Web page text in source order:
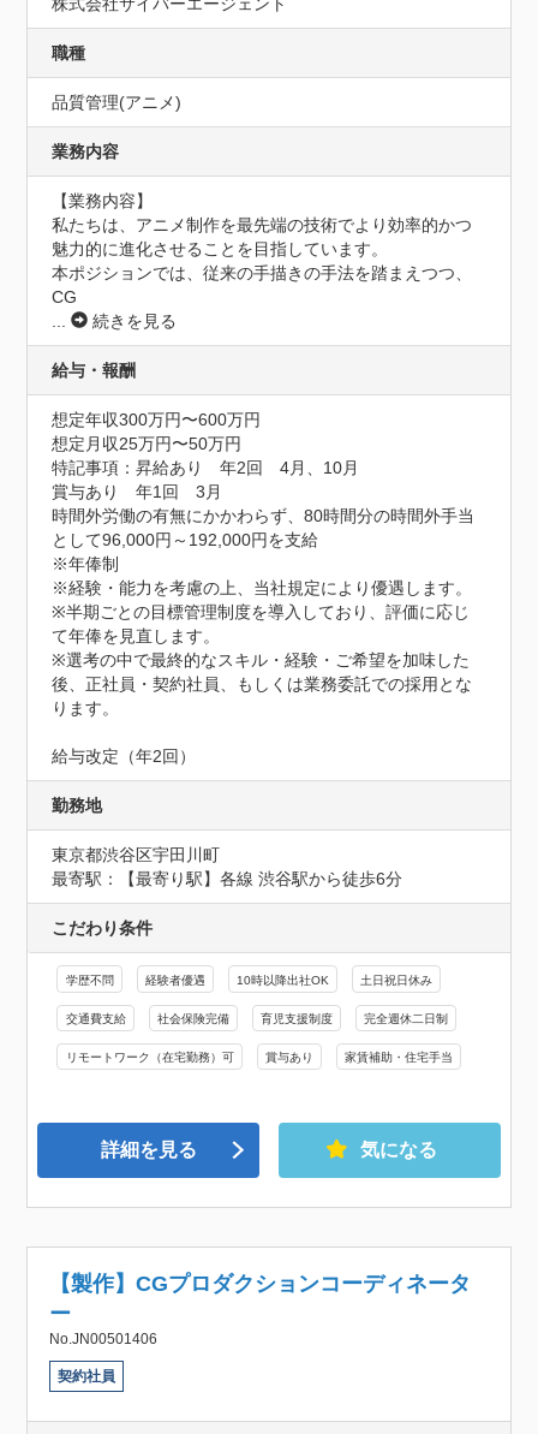
株式会社サイバーエージェント
職種
品質管理(アニメ)
業務内容
【業務内容】
私たちは、アニメ制作を最先端の技術でより効率的かつ
魅力的に進化させることを目指しています。
本ポジションでは、従来の手描きの手法を踏まえつつ、
CG
...
続きを見る
給与・報酬
想定年収300万円〜600万円
想定月収25万円〜50万円
特記事項：昇給あり　年2回　4月、10月
賞与あり　年1回　3月
時間外労働の有無にかかわらず、80時間分の時間外手当
として96,000円～192,000円を支給
※年俸制
※経験・能力を考慮の上、当社規定により優遇します。
※半期ごとの目標管理制度を導入しており、評価に応じ
て年俸を見直します。
※選考の中で最終的なスキル・経験・ご希望を加味した
後、正社員・契約社員、もしくは業務委託での採用とな
ります。
給与改定（年2回）
勤務地
東京都渋谷区宇田川町
最寄駅：【最寄り駅】各線 渋谷駅から徒歩6分
こだわり条件
学歴不問 経験者優遇 10時以降出社OK 土日祝日休み
交通費支給 社会保険完備 育児支援制度 完全週休二日制
リモートワーク（在宅勤務）可 賞与あり 家賃補助・住宅手当
詳細を見る 気になる
【製作】CGプロダクションコーディネータ
ー
No.JN00501406
契約社員